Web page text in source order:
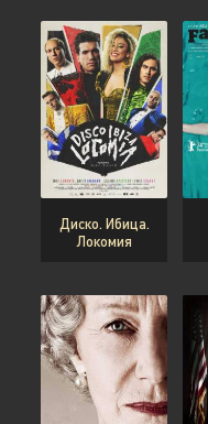
Диско. Ибица.
Локомия